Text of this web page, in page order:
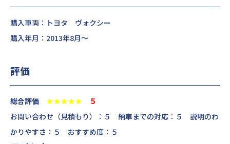
購入車両：トヨタ ヴォクシー
購入年月：2013年8月～
評価
総合評価 ★★★★★
５
お問い合わせ（見積もり）：５ 納車までの対応：５ 説明のわ
かりやすさ：５ おすすめ度：５